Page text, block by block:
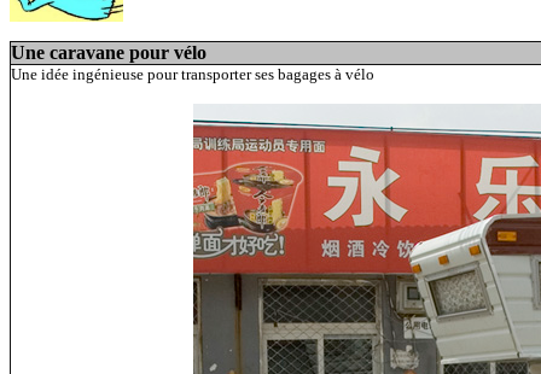
Une caravane pour vélo
Une idée ingénieuse pour transporter ses bagages à vélo